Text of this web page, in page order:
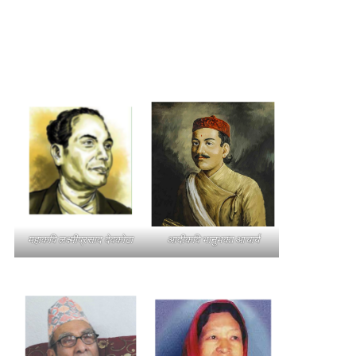
महाकवि लक्ष्मीप्रसाद देवकोटा आदीकवि भानुभक्त आचार्य